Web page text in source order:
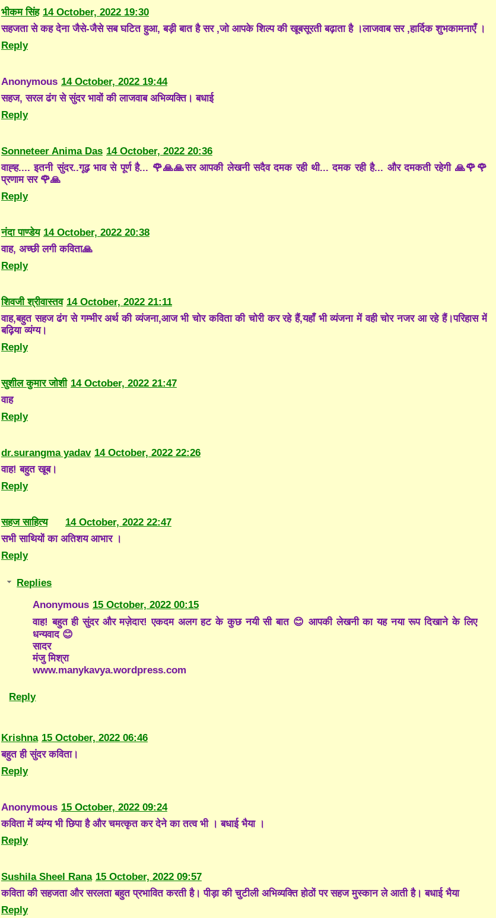
भीकम सिंह 14 October, 2022 19:30
सहजता से कह देना जैसे-जैसे सब घटित हुआ, बड़ी बात है सर ,जो आपके शिल्प की खूबसूरती बढ़ाता है ।लाजवाब सर ,हार्दिक शुभकामनाएँ ।
Reply
Anonymous 14 October, 2022 19:44
सहज, सरल ढंग से सुंदर भावों की लाजवाब अभिव्यक्ति। बधाई
Reply
Sonneteer Anima Das 14 October, 2022 20:36
वाह्ह.... इतनी सुंदर..गूढ़ भाव से पूर्ण है... 🌹🙏🙏सर आपकी लेखनी सदैव दमक रही थी... दमक रही है... और दमकती रहेगी 🙏🌹🌹
प्रणाम सर 🌹🙏
Reply
नंदा पाण्डेय 14 October, 2022 20:38
वाह, अच्छी लगी कविता🙏
Reply
शिवजी श्रीवास्तव 14 October, 2022 21:11
वाह,बहुत सहज ढंग से गम्भीर अर्थ की व्यंजना,आज भी चोर कविता की चोरी कर रहे हैं,यहाँ भी व्यंजना में वही चोर नजर आ रहे हैं।परिहास में
बढ़िया व्यंग्य।
Reply
सुशील कुमार जोशी 14 October, 2022 21:47
वाह
Reply
dr.surangma yadav 14 October, 2022 22:26
वाह! बहुत खूब।
Reply
सहज साहित्य
14 October, 2022 22:47
सभी साथियों का अतिशय आभार ।
Reply
Replies
Anonymous 15 October, 2022 00:15
वाह! बहुत ही सुंदर और मज़ेदार! एकदम अलग हट के कुछ नयी सी बात 😊 आपकी लेखनी का यह नया रूप दिखाने के लिए
धन्यवाद 😊
सादर
मंजु मिश्रा
www.manykavya.wordpress.com
Reply
Krishna 15 October, 2022 06:46
बहुत ही सुंदर कविता।
Reply
Anonymous 15 October, 2022 09:24
कविता में व्यंग्य भी छिपा है और चमत्कृत कर देने का तत्व भी । बधाई भैया ।
Reply
Sushila Sheel Rana 15 October, 2022 09:57
कविता की सहजता और सरलता बहुत प्रभावित करती है। पीड़ा की चुटीली अभिव्यक्ति होठों पर सहज मुस्कान ले आती है। बधाई भैया
Reply